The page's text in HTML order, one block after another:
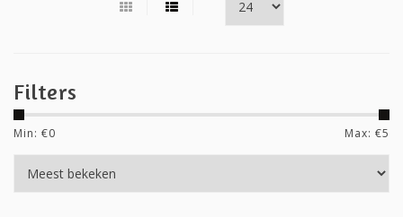
Filters
Min: €0 Max: €5